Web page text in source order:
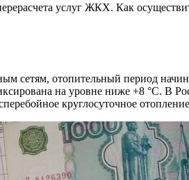
услуг ЖКХ. Как
сетям, отопительный период
на уровне ниже +8 °С. В
круглосуточное